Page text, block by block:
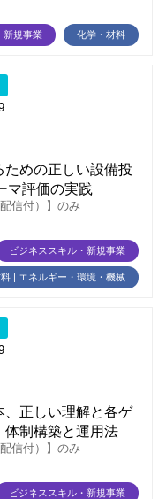
新規事業 化学・材料
めの正しい設備投
マ評価の実践
信付）】のみ
ビジネススキル・新規事業
| エネルギー・環境・機械
、正しい理解と各ゲ
体制構築と運用法
信付）】のみ
ビジネススキル・新規事業